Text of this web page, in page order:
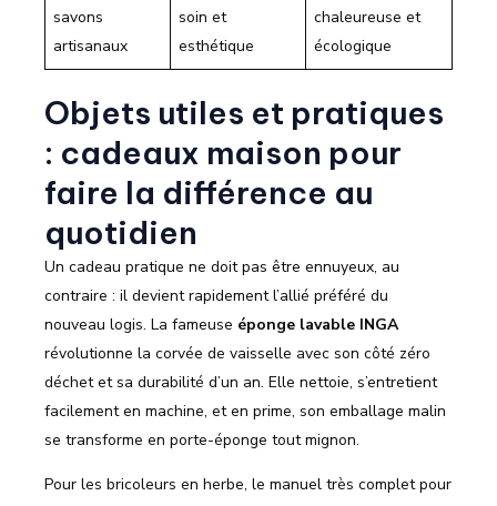
savons
artisanaux
soin et
esthétique
chaleureuse et
écologique
Objets utiles et pratiques
: cadeaux maison pour
faire la différence au
quotidien
Un cadeau pratique ne doit pas être ennuyeux, au
contraire : il devient rapidement l’allié préféré du
nouveau logis. La fameuse éponge lavable INGA
révolutionne la corvée de vaisselle avec son côté zéro
déchet et sa durabilité d’un an. Elle nettoie, s’entretient
facilement en machine, et en prime, son emballage malin
se transforme en porte-éponge tout mignon.
Pour les bricoleurs en herbe, le manuel très complet pour